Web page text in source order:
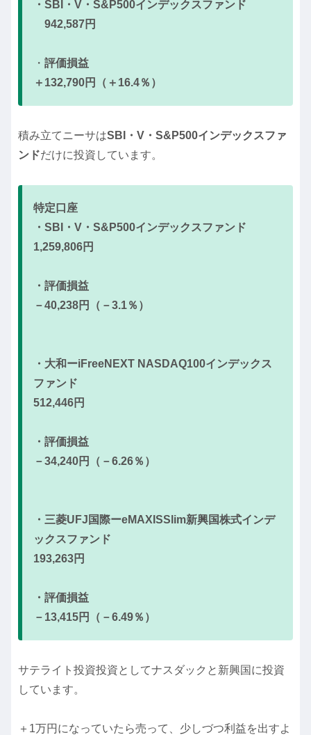
・SBI・V・S&P500インデックスファンド
942,587円
・ 評価損益
＋132,790円（＋16.4％）
積み立てニーサはSBI・V・S&P500インデックスファ
ンドだけに投資しています。
特定口座
・SBI・V・S&P500インデックスファンド
1,259,806円
・評価損益
－40,238円（－3.1％）
・大和ーiFreeNEXT NASDAQ100インデックス
ファンド
512,446円
・評価損益
－34,240円（－6.26％）
・三菱UFJ国際ーeMAXISSlim新興国株式インデ
ックスファンド
193,263円
・評価損益
－13,415円（－6.49％）
サテライト投資投資としてナスダックと新興国に投資
しています。
＋1万円になっていたら売って、少しづつ利益を出すよ